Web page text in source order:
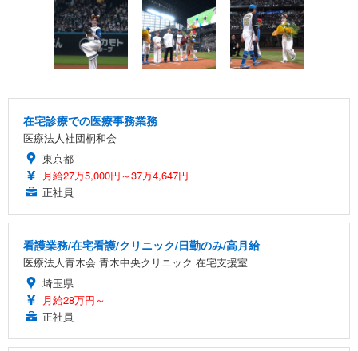
在宅診療での医療事務業務
医療法人社団桐和会
東京都
月給27万5,000円～37万4,647円
正社員
看護業務/在宅看護/クリニック/日勤のみ/高月給
医療法人青木会 青木中央クリニック 在宅支援室
埼玉県
月給28万円～
正社員